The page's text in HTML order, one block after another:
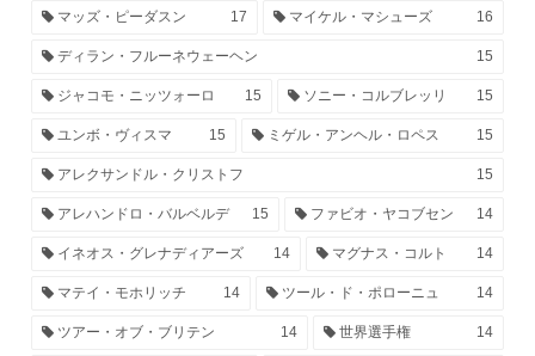
マッズ・ピーダスン 17 マイケル・マシューズ 16
ディラン・フルーネウェーヘン 15
ジャコモ・ニッツォーロ 15 ソニー・コルブレッリ 15
ユンボ・ヴィスマ 15 ミゲル・アンヘル・ロペス 15
アレクサンドル・クリストフ 15
アレハンドロ・バルベルデ 15 ファビオ・ヤコブセン 14
イネオス・グレナディアーズ 14 マグナス・コルト 14
マテイ・モホリッチ 14 ツール・ド・ポローニュ 14
ツアー・オブ・ブリテン 14 世界選手権 14